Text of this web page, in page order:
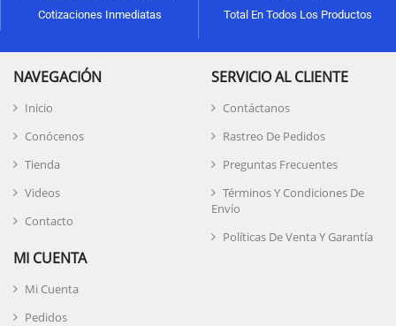
Cotizaciones Inmediatas
Total En Todos Los Productos
NAVEGACIÓN
Inicio
Conócenos
Tienda
Videos
Contacto
SERVICIO AL CLIENTE
Contáctanos
Rastreo De Pedidos
Preguntas Frecuentes
Términos Y Condiciones De
Envío
Políticas De Venta Y Garantía
MI CUENTA
Mi Cuenta
Pedidos